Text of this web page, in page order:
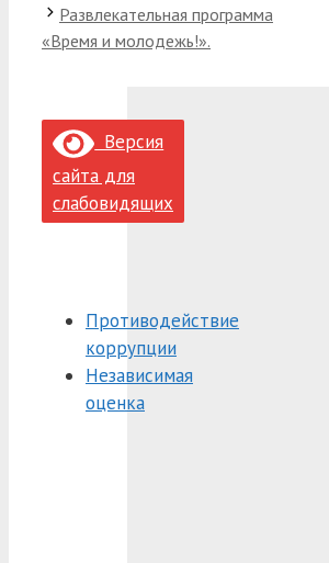
Развлекательная программа
«Время и молодежь!».
Версия
сайта для
слабовидящих
Противодействие
коррупции
Независимая
оценка